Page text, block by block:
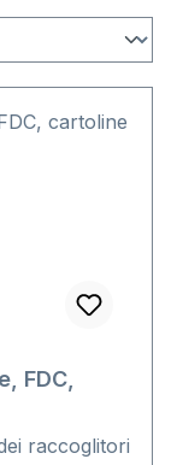
FDC,
raccoglitori